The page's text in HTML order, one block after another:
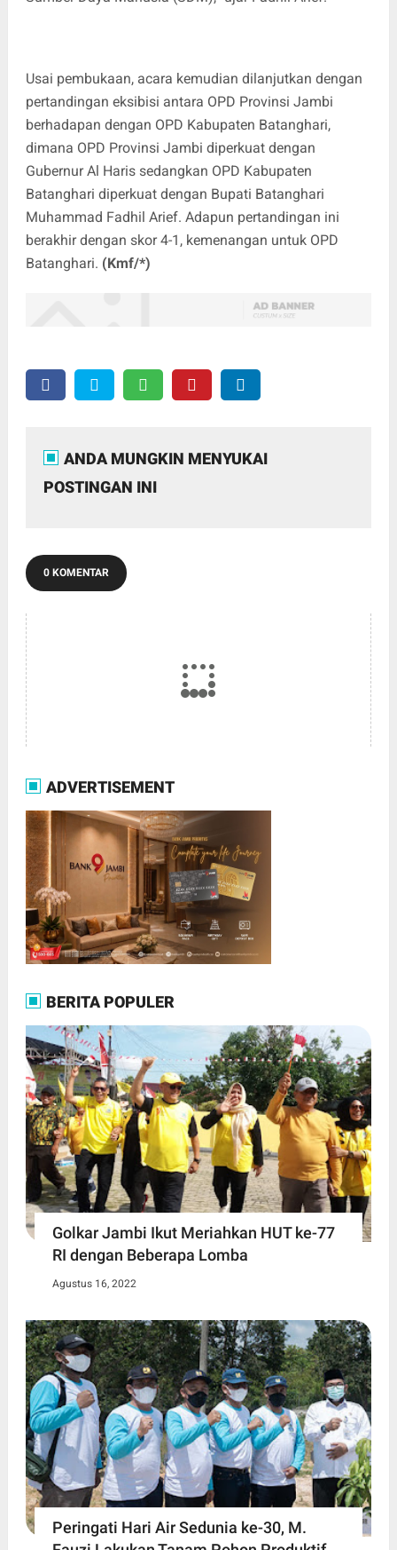
Usai pembukaan, acara kemudian dilanjutkan dengan
pertandingan eksibisi antara OPD Provinsi Jambi
berhadapan dengan OPD Kabupaten Batanghari,
dimana OPD Provinsi Jambi diperkuat dengan
Gubernur Al Haris sedangkan OPD Kabupaten
Batanghari diperkuat dengan Bupati Batanghari
Muhammad Fadhil Arief. Adapun pertandingan ini
berakhir dengan skor 4-1, kemenangan untuk OPD
Batanghari. (Kmf/*)
ANDA MUNGKIN MENYUKAI
POSTINGAN INI
0 KOMENTAR
ADVERTISEMENT
BERITA POPULER
Golkar Jambi Ikut Meriahkan HUT ke-77
RI dengan Beberapa Lomba
Agustus 16, 2022
Peringati Hari Air Sedunia ke-30, M.